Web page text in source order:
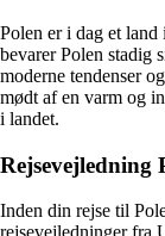
Polen er i dag et
bevarer Polen stadig
moderne tendenser
mødt af en varm og
i landet.
Rejsevejledning
Inden din rejse til